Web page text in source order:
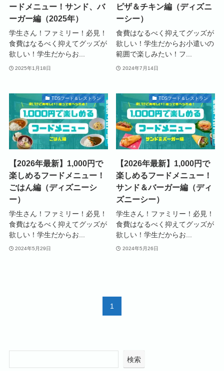
ードメニュー！サンド、バ
ーガー編（2025年）
学生さん！ファミリー！必見！
食費はなるべく抑えてグッズが
欲しい！学生だからお...
2025年1月18日
ピザ＆チキン編（ディズニ
ーシー）
食費はなるべく抑えてグッズが
欲しい！学生だからお小遣いの
範囲で楽しみたい！フ...
2024年7月14日
TDSフード＆レストラン
【2026年最新】1,000円で
楽しめるフードメニュー！
ごはん編（ディズニーシ
ー）
学生さん！ファミリー！必見！
食費はなるべく抑えてグッズが
欲しい！学生だからお...
2024年5月29日
TDSフード＆レストラン
【2026年最新】1,000円で
楽しめるフードメニュー！
サンド＆バーガー編（ディ
ズニーシー）
学生さん！ファミリー！必見！
食費はなるべく抑えてグッズが
欲しい！学生だからお...
2024年5月26日
1
検索